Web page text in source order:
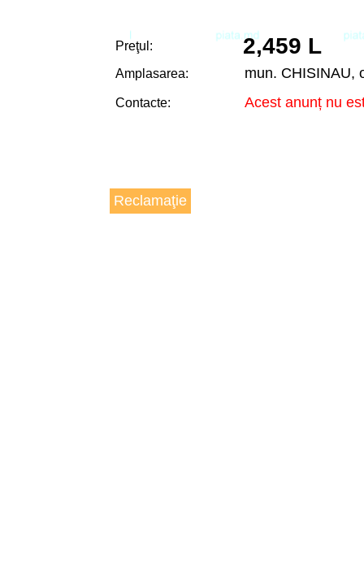
Preţul: 2,459 L
Amplasarea: mun. CHISINAU,
Contacte: Acest anunț nu
Reclamaţie